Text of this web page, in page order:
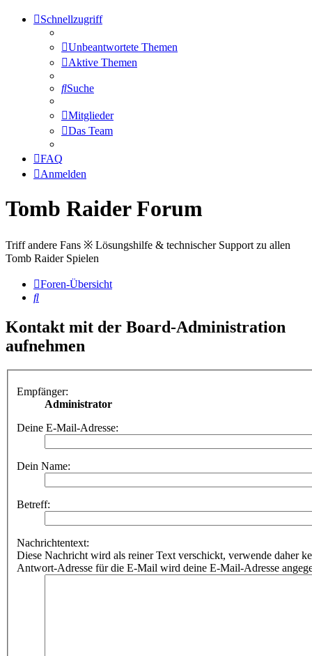
Schnellzugriff
Unbeantwortete Themen
Aktive Themen
Suche
Mitglieder
Das Team
FAQ
Anmelden
Tomb Raider Forum
Triff andere Fans ※ Lösungshilfe & technischer Support zu allen
Tomb Raider Spielen
Foren-Übersicht
Suche
Kontakt mit der Board-Administration
aufnehmen
Empfänger:
Administrator
Deine E-Mail-Adresse:
Dein Name:
Betreff:
Nachrichtentext:
Diese Nachricht wird als reiner Text verschickt, verwende daher
Antwort-Adresse für die E-Mail wird deine E-Mail-Adresse